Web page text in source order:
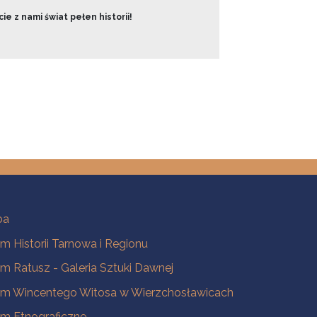
z nami świat pełen historii!
Historii Tarnowa i Regionu
Ratusz - Galeria Sztuki Dawnej
Wincentego Witosa w Wierzchosławicach